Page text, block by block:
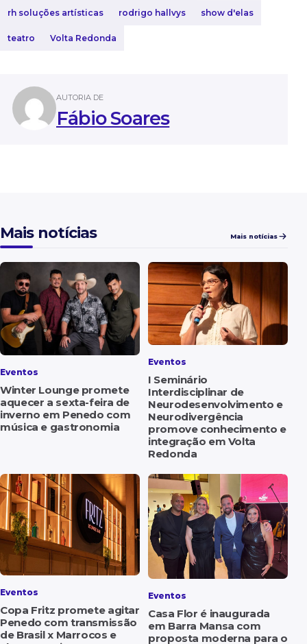
rh soluções artísticas rodrigo hallvys show d'elas
teatro Volta Redonda
AUTORIA DE
Fábio Soares
Mais notícias Mais notícias
Eventos
Winter Lounge promete
aquecer a sexta-feira de
inverno em Penedo com
música e gastronomia
Eventos
I Seminário
Interdisciplinar de
Neurodesenvolvimento e
Neurodivergência
promove conhecimento e
integração em Volta
Redonda
Eventos
Copa Fritz promete agitar
Penedo com transmissão
de Brasil x Marrocos e
Eventos
Casa Flor é inaugurada
em Barra Mansa com
proposta moderna para o